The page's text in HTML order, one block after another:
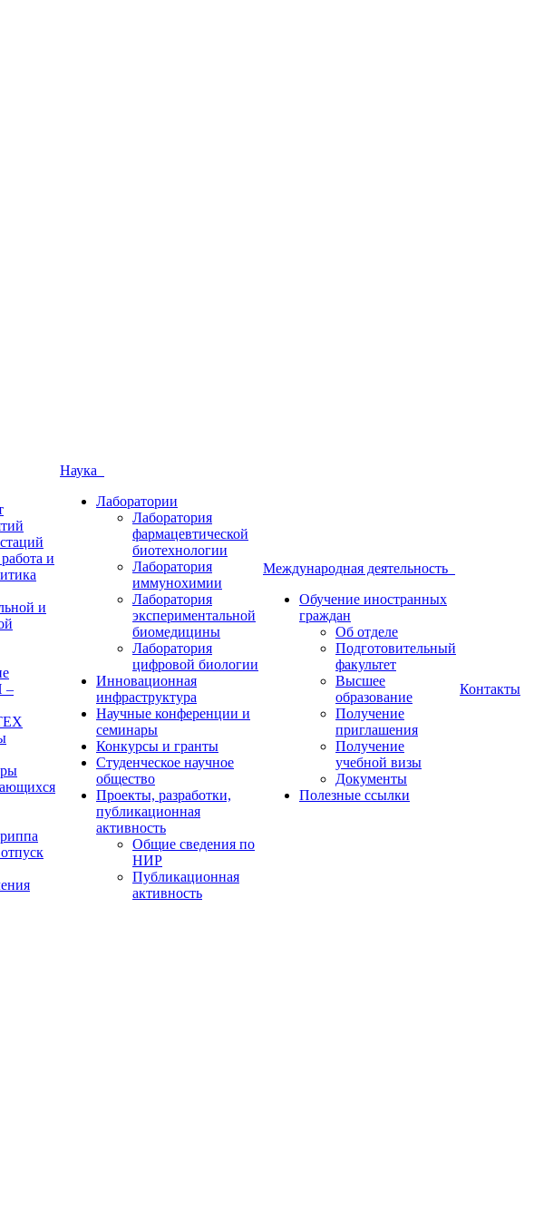
и
и
–
Наука
Лаборатории
Лаборатория
фармацевтической
биотехнологии
Лаборатория
иммунохимии
Лаборатория
экспериментальной
биомедицины
Лаборатория
цифровой биологии
Инновационная
инфраструктура
Научные конференции и
семинары
Конкурсы и гранты
Студенческое научное
общество
Проекты, разработки,
публикационная
активность
Общие сведения по
НИР
Публикационная
активность
Международная деятельность
Обучение иностранных
граждан
Об отделе
Подготовительный
факультет
Высшее
образование
Получение
приглашения
Получение
учебной визы
Документы
Полезные ссылки
Контакты